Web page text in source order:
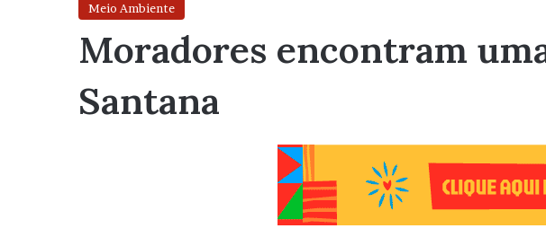
Meio Ambiente
Moradores encontram
Santana